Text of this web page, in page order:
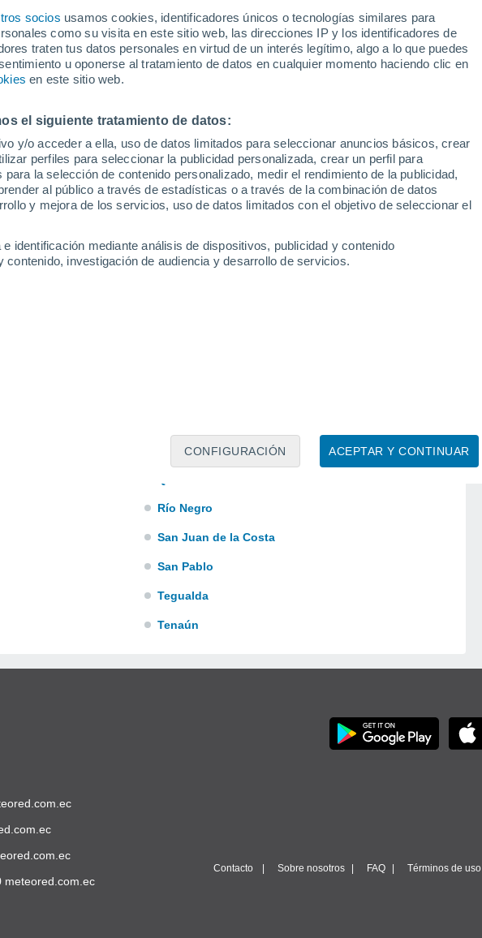
socios usamos cookies, identificadores únicos o tecnologías similares para
como su visita en este sitio web, las direcciones IP y los identificadores de
traten tus datos personales en virtud de un interés legítimo, algo a lo que puedes
u oponerse al tratamiento de datos en cualquier momento haciendo clic en
en este sitio web.
el siguiente tratamiento de datos:
y/o acceder a ella, uso de datos limitados para seleccionar anuncios básicos, crear
perfiles para seleccionar la publicidad personalizada, crear un perfil para
la selección de contenido personalizado, medir el rendimiento de la publicidad,
al público a través de estadísticas o a través de la combinación de datos
y mejora de los servicios, uso de datos limitados con el objetivo de seleccionar el
identificación mediante análisis de dispositivos, publicidad y contenido
contenido, investigación de audiencia y desarrollo de servicios.
ACEPTAR Y CONTINUAR
CONFIGURACIÓN
Futaleufú
Hualaihué
Hueyusca
Lenca
Llancahué
Lliuco
Los Ulmos
Quemchi
Río Negro
San Juan de la Costa
San Pablo
Tegualda
Tenaún
meteored.com.ec
Contacto Sobre nosotros FAQ Términos de uso